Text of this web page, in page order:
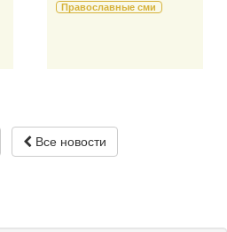
Православные сми
Все новости